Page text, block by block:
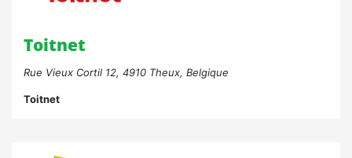
Toitnet
Rue Vieux Cortil 12, 4910 Theux, Belgique
Toitnet